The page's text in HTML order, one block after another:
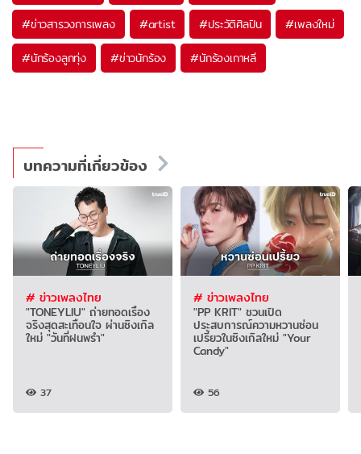
#ข่าวสารวงการเพลง #artist #ประวัติศิลปิน #เพลงใหม่
#นักร้องลูกทุ่ง #ข่าวนักร้อง #นักร้องเกาหลี
บทความที่เกี่ยวข้อง
# ข่าวเพลงไทย
"TONEYLIU" ถ่ายทอดเรื่อง
จริงสุดสะเทือนใจ ผ่านซิงเกิล
ใหม่ "วันที่ฝนพรำ"
37
# ข่าวเพลงไทย
"PP KRIT" ชวนเปิด
ประสบการณ์ความหวานซ่อน
เปรี้ยวในซิงเกิลใหม่ "Your
Candy"
56